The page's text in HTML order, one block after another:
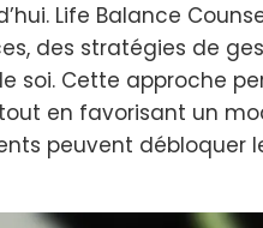
Life Balance
des stratégies de
soi. Cette approche
en favorisant un
peuvent débloquer